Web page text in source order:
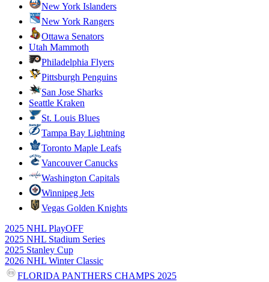
New York Islanders
New York Rangers
Ottawa Senators
Utah Mammoth
Philadelphia Flyers
Pittsburgh Penguins
San Jose Sharks
Seattle Kraken
St. Louis Blues
Tampa Bay Lightning
Toronto Maple Leafs
Vancouver Canucks
Washington Capitals
Winnipeg Jets
Vegas Golden Knights
2025 NHL PlayOFF
2025 NHL Stadium Series
2025 Stanley Cup
2026 NHL Winter Classic
FLORIDA PANTHERS CHAMPS 2025